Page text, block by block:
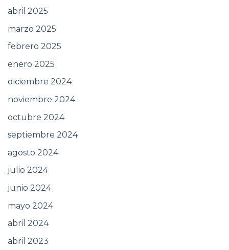
abril 2025
marzo 2025
febrero 2025
enero 2025
diciembre 2024
noviembre 2024
octubre 2024
septiembre 2024
agosto 2024
julio 2024
junio 2024
mayo 2024
abril 2024
abril 2023